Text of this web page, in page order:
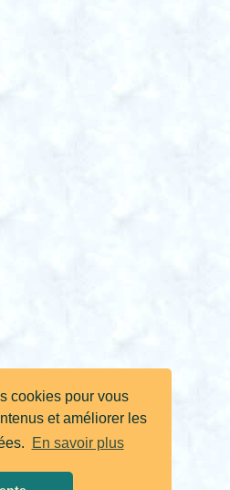
cookies pour vous
et améliorer les
En savoir plus